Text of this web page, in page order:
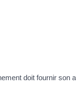
doit fournir son